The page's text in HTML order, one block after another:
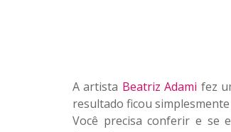
A artista Beatriz Adami fez
resultado ficou
Você precisa conferir e se